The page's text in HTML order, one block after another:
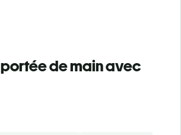
de main avec